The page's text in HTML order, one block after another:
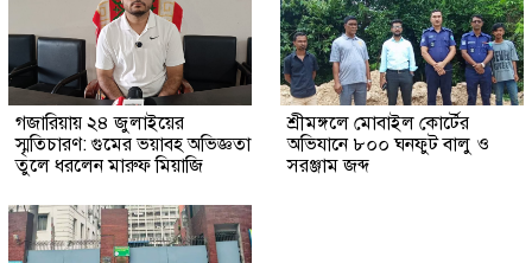
গজারিয়ায় ২৪ জুলাইয়ের
স্মৃতিচারণ: গুমের ভয়াবহ অভিজ্ঞতা
তুলে ধরলেন মারুফ মিয়াজি
শ্রীমঙ্গলে মোবাইল কোর্টের
অভিযানে ৮০০ ঘনফুট বালু ও
সরঞ্জাম জব্দ